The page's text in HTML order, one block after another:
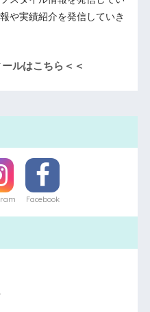
や実績紹介を発信していき
ルはこちら＜＜
Facebook